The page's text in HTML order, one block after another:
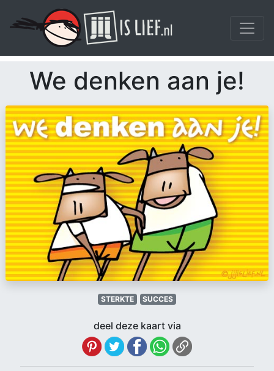
We denken aan je!
STERKTE SUCCES
deel deze kaart via